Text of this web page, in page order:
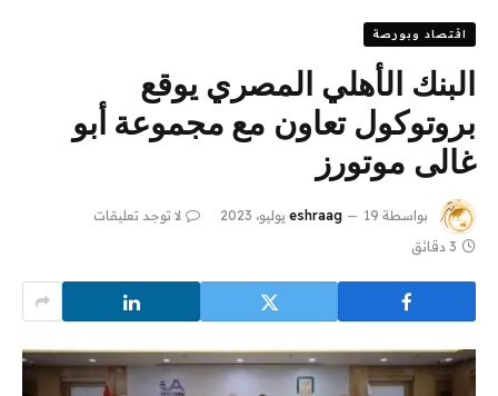
اقتصاد وبورصة
البنك الأهلي المصري يوقع
بروتوكول تعاون مع مجموعة أبو
غالى موتورز
بواسطة eshraag 19 يوليو، 2023
لا توجد تعليقات
3 دقائق